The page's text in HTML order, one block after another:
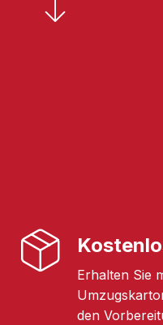
Erhalten Sie
den